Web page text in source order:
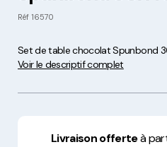
Réf 16570
Set de table chocolat Spunbond
Voir le descriptif complet
Livraison offerteà